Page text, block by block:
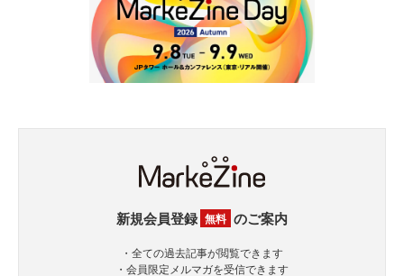
新規会員登録 無料 のご案内
・全ての過去記事が閲覧できます
・会員限定メルマガを受信できます